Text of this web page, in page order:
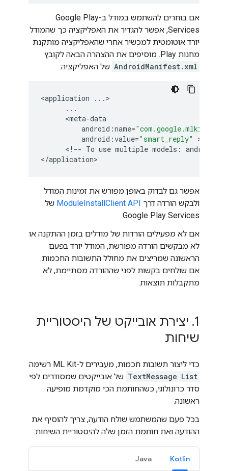
אם בוחרים להשתמש במודל ב-Google Play
Services, אפשר להגדיר את האפליקציה כך שהמודל
יורד אוטומטית למכשיר אחרי שהאפליקציה מותקנת
מחנות Play. מוסיפים את ההצהרה הבאה לקובץ
AndroidManifest.xml של האפליקציה:
<application ... >
...
      <
meta-data
android :name=
android :value="smart_reply"
>
      <
! -- To use multiple models : android
</application
אפשר גם לבדוק באופן מפורש את זמינות המודל
ולבקש הורדה דרך ModuleInstallClient API של
Google Play Services.
אם לא מפעילים הורדות של מודלים בזמן ההתקנה או
לא מבקשים הורדה מפורשת, המודל יורד בפעם
הראשונה שמריצים את מחולל התשובות החכמות.
אם שולחים בקשות לפני שההורדה מסתיימת, לא
מתקבלות תוצאות.
1
. יצירת אובייקט של היסטוריית
שיחות
כדי ליצור תשובות חכמות, מעבירים ל-ML Kit רשימה
List
TextMessage של אובייקטים שמסודרים לפי
סדר כרונולוגי, כשהחותמת הכי מוקדמת מופיעה
ראשונה.
בכל פעם שהמשתמש שולח הודעה, צריך להוסיף את
ההודעה ואת חותמת הזמן שלה להיסטוריית השיחות:
Kotlin
Java